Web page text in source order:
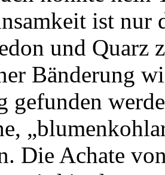
ist nur
und Quarz
Bänderung
gefunden
Die Achate